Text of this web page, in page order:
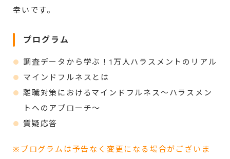
幸いです。
プログラム
調査データから学ぶ！1万人ハラスメントのリアル
マインドフルネスとは
離職対策におけるマインドフルネス～ハラスメン
トへのアプローチ～
質疑応答
※プログラムは予告なく変更になる場合がございま